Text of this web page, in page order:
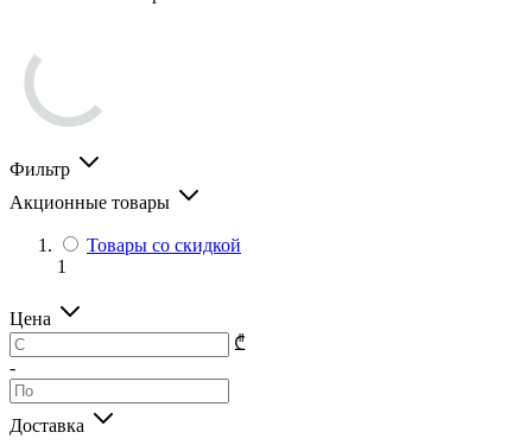
Фильтр
Акционные товары
Товары со скидкой
1
Цена
₾
-
Доставка